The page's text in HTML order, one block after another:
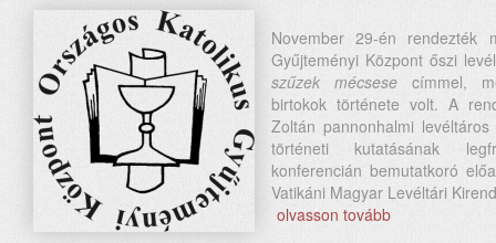
November 29-én rendezték
Gyűjteményi Központ őszi
szűzek mécsesecímmel,
birtokok története volt. A
Zoltán pannonhalmi
történeti kutatásának
konferencián bemutatkoró
Vatikáni Magyar Levéltári
olvasson tovább